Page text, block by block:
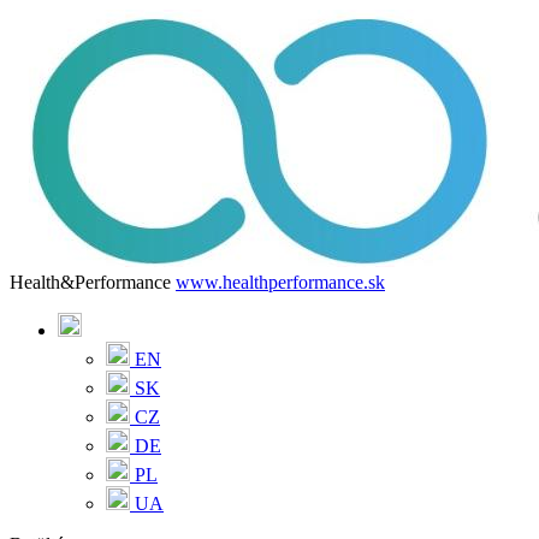
Health&Performance www.healthperformance.sk
EN
SK
CZ
DE
PL
UA